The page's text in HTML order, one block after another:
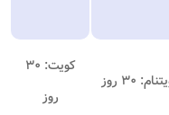
۳۰ روز
کویت: ۳۰
روز